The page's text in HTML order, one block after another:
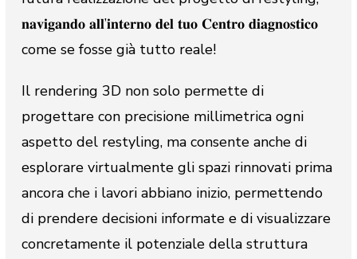
𝐧𝐚𝐯𝐢𝐠𝐚𝐧𝐝𝐨 𝐚𝐥𝐥’𝐢𝐧𝐭𝐞𝐫𝐧𝐨 𝐝𝐞𝐥 𝐭𝐮𝐨 𝐂𝐞𝐧𝐭𝐫𝐨 𝐝𝐢𝐚𝐠𝐧𝐨𝐬𝐭𝐢𝐜𝐨
come se fosse già tutto reale!
Il rendering 3D non solo permette di
progettare con precisione millimetrica ogni
aspetto del restyling, ma consente anche di
esplorare virtualmente gli spazi rinnovati prima
ancora che i lavori abbiano inizio, permettendo
di prendere decisioni informate e di visualizzare
concretamente il potenziale della struttura